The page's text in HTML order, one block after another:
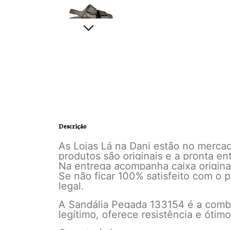
Descrição
As Lojas Lá na Dani estão no
produtos são originais e a pronta
Na entrega acompanha caixa
Se não ficar 100% satisfeito com o
legal.
A Sandália Pegada 133154 é a
legítimo, oferece resistência e